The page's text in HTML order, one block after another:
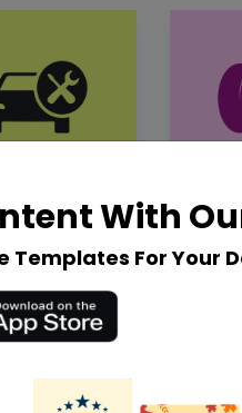
With
Templates For Your